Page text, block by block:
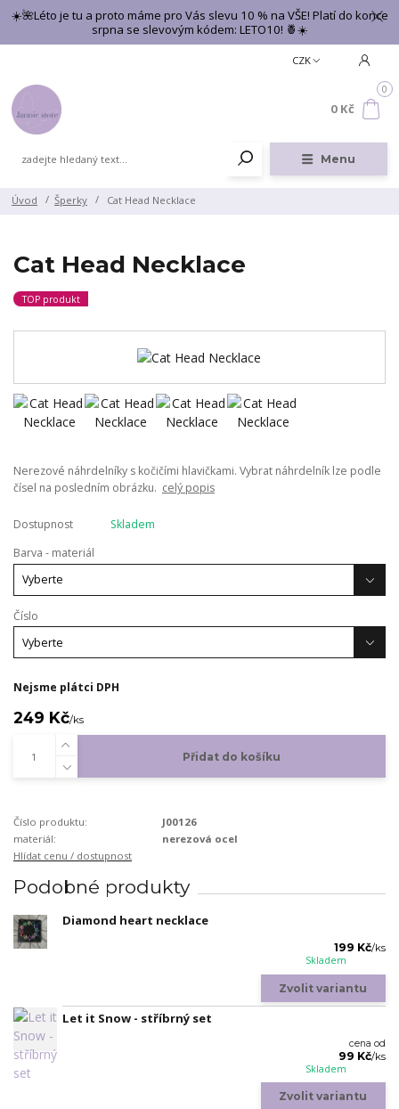
☀️🌺Léto je tu a proto máme pro Vás slevu 10 % na VŠE! Platí do konce
srpna se slevovým kódem: LETO10! 🍍☀️
Menu
CZK
0
0 Kč
Úvod Šperky Cat Head Necklace
Cat Head Necklace
TOP produkt
Nerezové náhrdelníky s kočičími hlavičkami. Vybrat náhrdelník lze podle
čísel na posledním obrázku. celý popis
Dostupnost
Skladem
Barva - materiál
Číslo
Nejsme plátci DPH
249 Kč/ks
Přidat do košíku
Číslo produktu:
J00126
materiál:
nerezová ocel
Hlídat cenu / dostupnost
Podobné produkty
Diamond heart necklace
199 Kč/ks
Skladem
Zvolit variantu
Let it Snow - stříbrný set
cena od
99 Kč/ks
Skladem
Zvolit variantu